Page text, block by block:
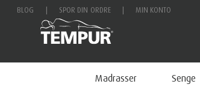
BLOG SPOR DIN ORDRE MIN KONTO
Madrasser Senge